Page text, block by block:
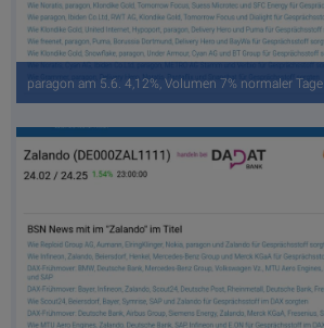
paragon am 5.6. 4,12%, Volumen 7% normaler Tage